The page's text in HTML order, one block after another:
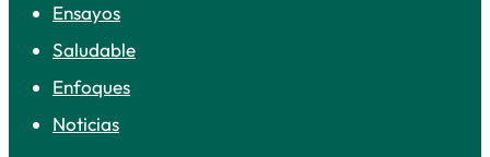
Ensayos
Saludable
Enfoques
Noticias